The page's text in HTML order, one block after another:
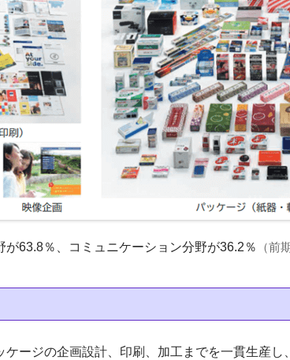
63.8％、コミュニケーション分野が36.2％ （前
ージの企画設計、印刷、加工までを一貫生産し